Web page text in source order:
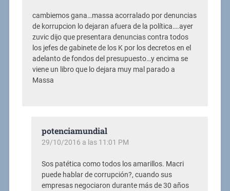
cambiemos gana…massa acorralado por denuncias
de korrupcion lo dejaran afuera de la política….ayer
zuvic dijo que presentara denuncias contra todos
los jefes de gabinete de los K por los decretos en el
adelanto de fondos del presupuesto…y encima se
viene un libro que lo dejara muy mal parado a
Massa
potenciamundial
29/10/2016 a las 11:01 PM
Sos patética como todos los amarillos. Macri
puede hablar de corrupción?, cuando sus
empresas negociaron durante más de 30 años